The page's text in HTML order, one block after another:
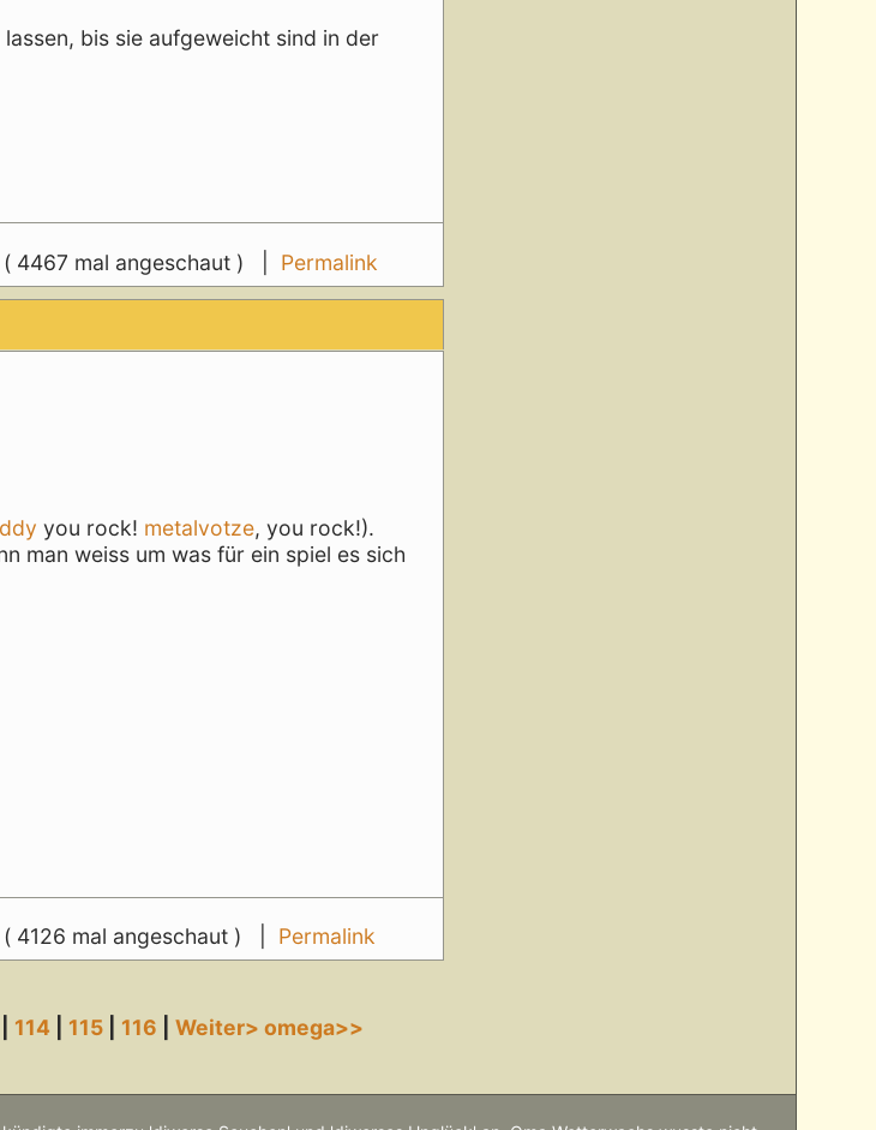
bis sie aufgeweicht sind in der
( 4467 mal angeschaut ) | Permalink
you rock! metalvotze, you rock!).
man weiss um was für ein spiel es sich
( 4126 mal angeschaut ) | Permalink
114 115| 116 Weiter> omega>>